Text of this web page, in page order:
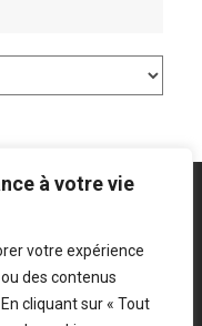
à votre vie
votre expérience
des contenus
cliquant sur « Tout